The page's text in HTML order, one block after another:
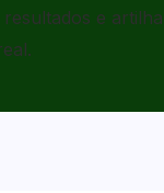
resultados e